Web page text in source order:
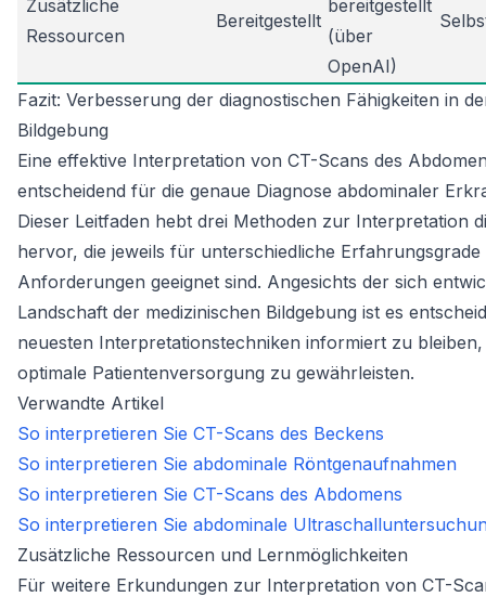
Zusätzliche
Ressourcen
Bereitgestellt
bereitgestellt
(über
OpenAI)
Fazit: Verbesserung der diagnostischen Fähigkeiten in
Bildgebung
Eine effektive Interpretation von CT-Scans des
entscheidend für die genaue Diagnose abdominaler
Dieser Leitfaden hebt drei Methoden zur Interpretation
hervor, die jeweils für unterschiedliche Erfahrungsgrade
Anforderungen geeignet sind. Angesichts der sich
Landschaft der medizinischen Bildgebung ist es
neuesten Interpretationstechniken informiert zu
optimale Patientenversorgung zu gewährleisten.
Verwandte Artikel
So interpretieren Sie CT-Scans des Beckens
So interpretieren Sie abdominale Röntgenaufnahmen
So interpretieren Sie CT-Scans des Abdomens
So interpretieren Sie abdominale
Zusätzliche Ressourcen und Lernmöglichkeiten
Für weitere Erkundungen zur Interpretation von CT-